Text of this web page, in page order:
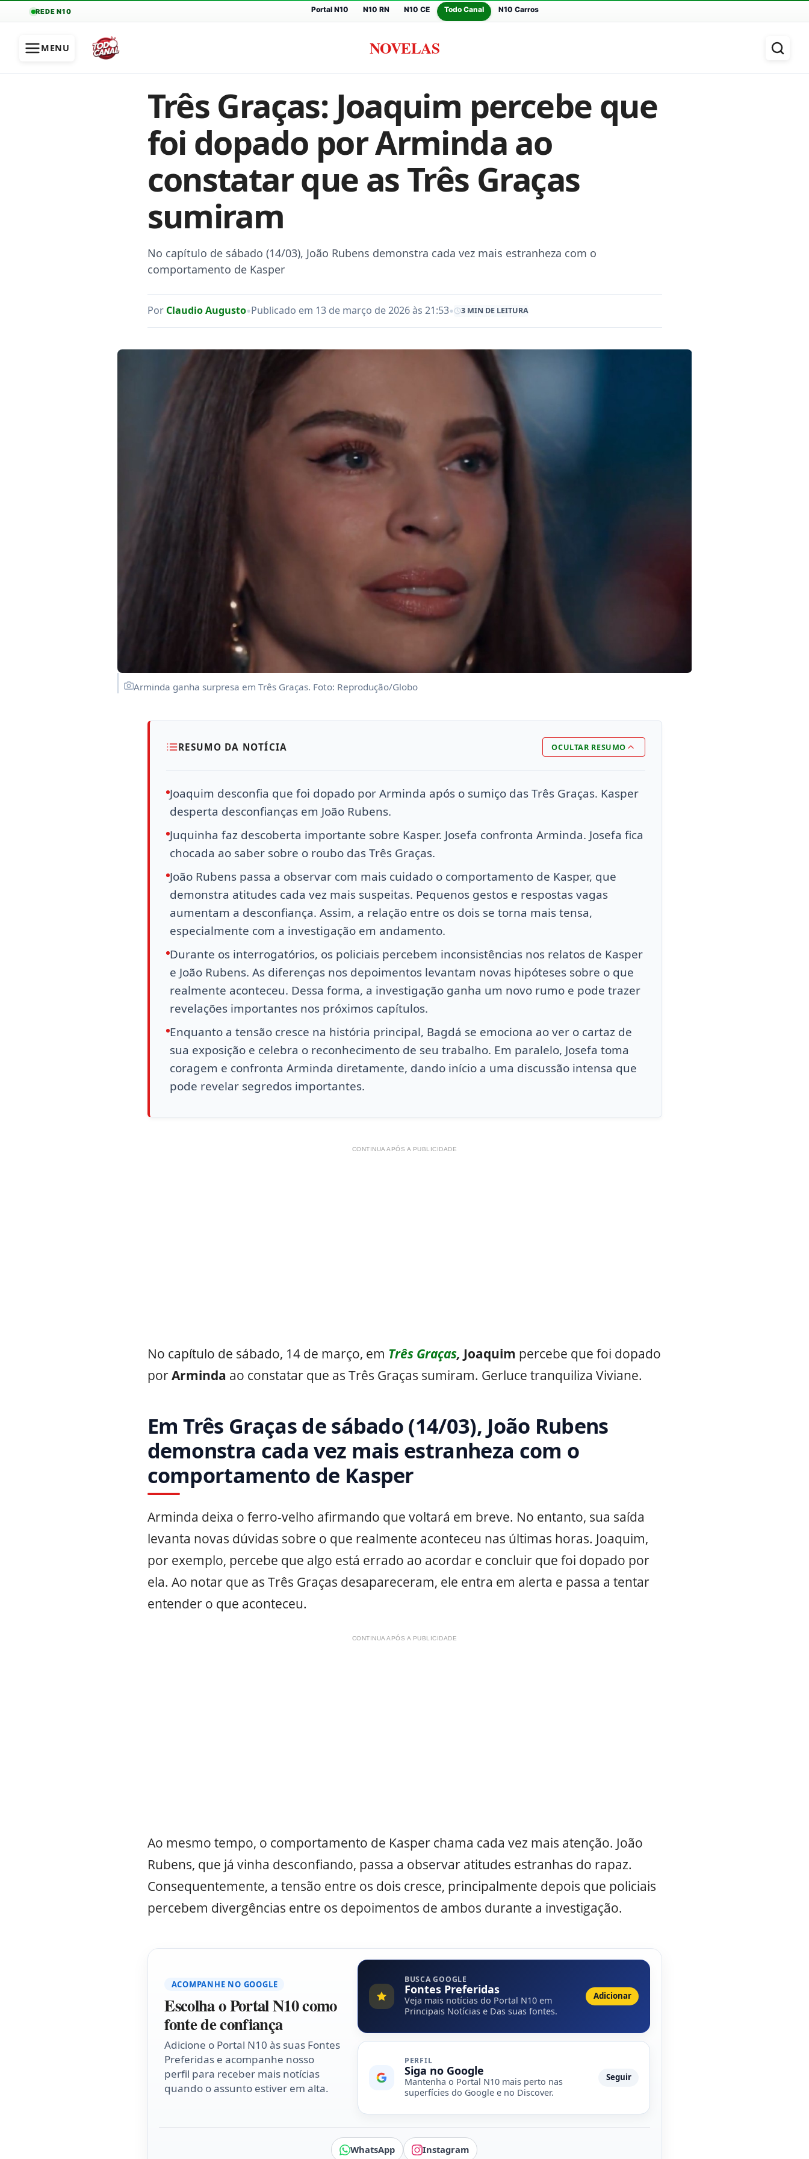
REDE N10 Portal N10 N10 RN N10 CE Todo Canal N10 Carros
MENU NOVELAS
Três Graças: Joaquim percebe que
foi dopado por Arminda ao
constatar que as Três Graças
sumiram
No capítulo de sábado (14/03), João Rubens demonstra cada vez mais estranheza com o
comportamento de Kasper
Por Claudio Augusto•Publicado em 13 de março de 2026 às 21:53• 3 MIN DE LEITURA
Arminda ganha surpresa em Três Graças. Foto: Reprodução/Globo
RESUMO DA NOTÍCIA OCULTAR RESUMO
Joaquim desconfia que foi dopado por Arminda após o sumiço das Três Graças. Kasper
desperta desconfianças em João Rubens.
Juquinha faz descoberta importante sobre Kasper. Josefa confronta Arminda. Josefa fica
chocada ao saber sobre o roubo das Três Graças.
João Rubens passa a observar com mais cuidado o comportamento de Kasper, que
demonstra atitudes cada vez mais suspeitas. Pequenos gestos e respostas vagas
aumentam a desconfiança. Assim, a relação entre os dois se torna mais tensa,
especialmente com a investigação em andamento.
Durante os interrogatórios, os policiais percebem inconsistências nos relatos de Kasper
e João Rubens. As diferenças nos depoimentos levantam novas hipóteses sobre o que
realmente aconteceu. Dessa forma, a investigação ganha um novo rumo e pode trazer
revelações importantes nos próximos capítulos.
Enquanto a tensão cresce na história principal, Bagdá se emociona ao ver o cartaz de
sua exposição e celebra o reconhecimento de seu trabalho. Em paralelo, Josefa toma
coragem e confronta Arminda diretamente, dando início a uma discussão intensa que
pode revelar segredos importantes.
CONTINUA APÓS A PUBLICIDADE
No capítulo de sábado, 14 de março, em Três Graças, Joaquim percebe que foi dopado
porArminda ao constatar que as Três Graças sumiram. Gerluce tranquiliza Viviane.
Em Três Graças de sábado (14/03), João Rubens
demonstra cada vez mais estranheza com o
comportamento de Kasper
Arminda deixa o ferro-velho afirmando que voltará em breve. No entanto, sua saída
levanta novas dúvidas sobre o que realmente aconteceu nas últimas horas. Joaquim,
por exemplo, percebe que algo está errado ao acordar e concluir que foi dopado por
ela. Ao notar que as Três Graças desapareceram, ele entra em alerta e passa a tentar
entender o que aconteceu.
CONTINUA APÓS A PUBLICIDADE
Ao mesmo tempo, o comportamento de Kasper chama cada vez mais atenção. João
Rubens, que já vinha desconfiando, passa a observar atitudes estranhas do rapaz.
Consequentemente, a tensão entre os dois cresce, principalmente depois que policiais
percebem divergências entre os depoimentos de ambos durante a investigação.
ACOMPANHE NO GOOGLE
Escolha o Portal N10 como
fonte de confiança
Adicione o Portal N10 às suas Fontes
Preferidas e acompanhe nosso
perfil para receber mais notícias
quando o assunto estiver em alta.
BUSCA GOOGLE
Fontes Preferidas
Veja mais notícias do Portal N10 em
Principais Notícias e Das suas fontes.
Adicionar
PERFIL
Siga no Google
Mantenha o Portal N10 mais perto nas
superfícies do Google e no Discover.
Seguir
WhatsApp Instagram